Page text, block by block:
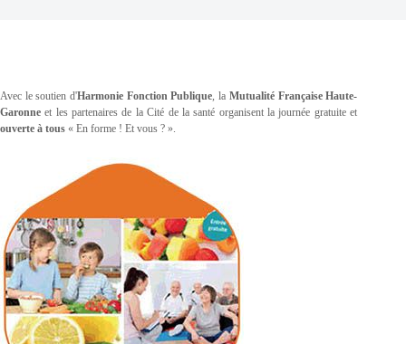
Avec le soutien d'Harmonie Fonction Publique, la Mutualité Française Haute-
Garonne et les partenaires de la Cité de la santé organisent la journée gratuite et
ouverte à tous « En forme ! Et vous ? ».